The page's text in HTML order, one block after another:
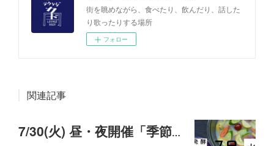
街を眺めながら、食べたり、飲んだり、話した
り歌ったりする場所
フォロー
関連記事
7/30(火) 昼・夜開催「季節の発酵しごと / 7月 水キムチ」